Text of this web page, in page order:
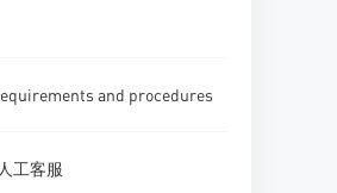
and procedures
工客服